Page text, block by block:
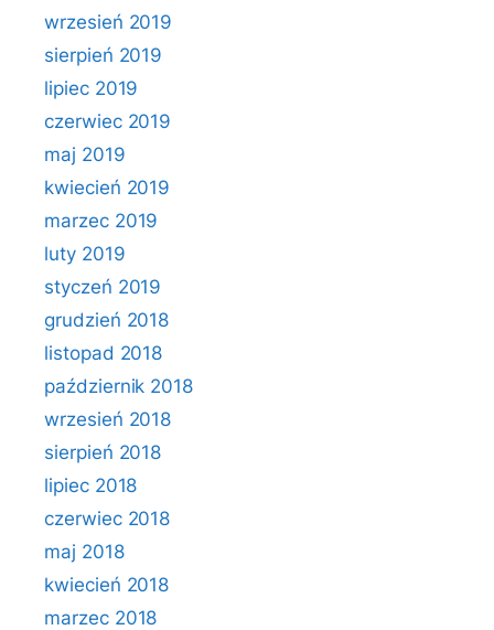
wrzesień 2019
sierpień 2019
lipiec 2019
czerwiec 2019
maj 2019
kwiecień 2019
marzec 2019
luty 2019
styczeń 2019
grudzień 2018
listopad 2018
październik 2018
wrzesień 2018
sierpień 2018
lipiec 2018
czerwiec 2018
maj 2018
kwiecień 2018
marzec 2018